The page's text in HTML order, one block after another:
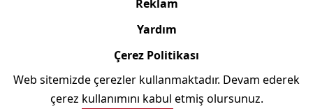
Reklam
Yardım
Çerez Politikası
Copyright © 2006/2024 Canlimobeseizle.com
Web sitemizde çerezler kullanmaktadır. Devam ederek
çerez kullanımını kabul etmiş olursunuz.